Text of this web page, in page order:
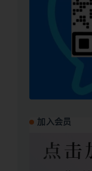
加入会员